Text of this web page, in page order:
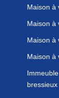
Maison à
Maison à
Maison à
Maison à
bressieux